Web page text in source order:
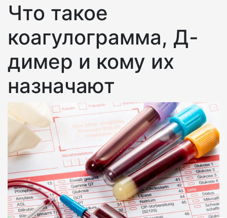
Что такое
коагулограмма, Д-
димер и кому их
назначают